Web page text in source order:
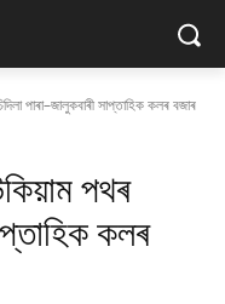
পাৰা–জালুকবাৰী সাপ্তাহিক কলৰ বজাৰ
পথৰ
কলৰ